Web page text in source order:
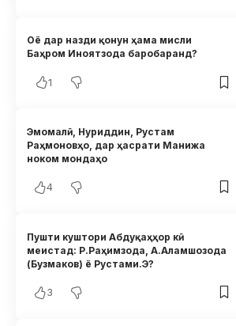
Оё дар назди қонун ҳама мисли
Баҳром Иноятзода баробаранд?
1
Эмомалӣ, Нуриддин, Рустам
Раҳмоновҳо, дар ҳасрати Манижа
ноком мондаҳо
4
Пушти куштори Абдуқаҳҳор кӣ
меистад: Р.Раҳимзода, А.Аламшозода
(Бузмаков) ё Рустами.Э?
3